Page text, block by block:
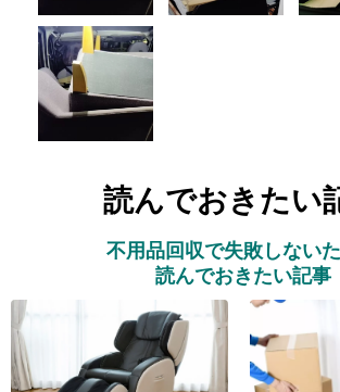
読んでおきたい
不用品回収で失敗しない
読んでおきたい記事